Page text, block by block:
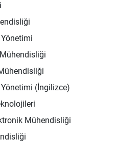
(İngilizce)
Mühendisliği